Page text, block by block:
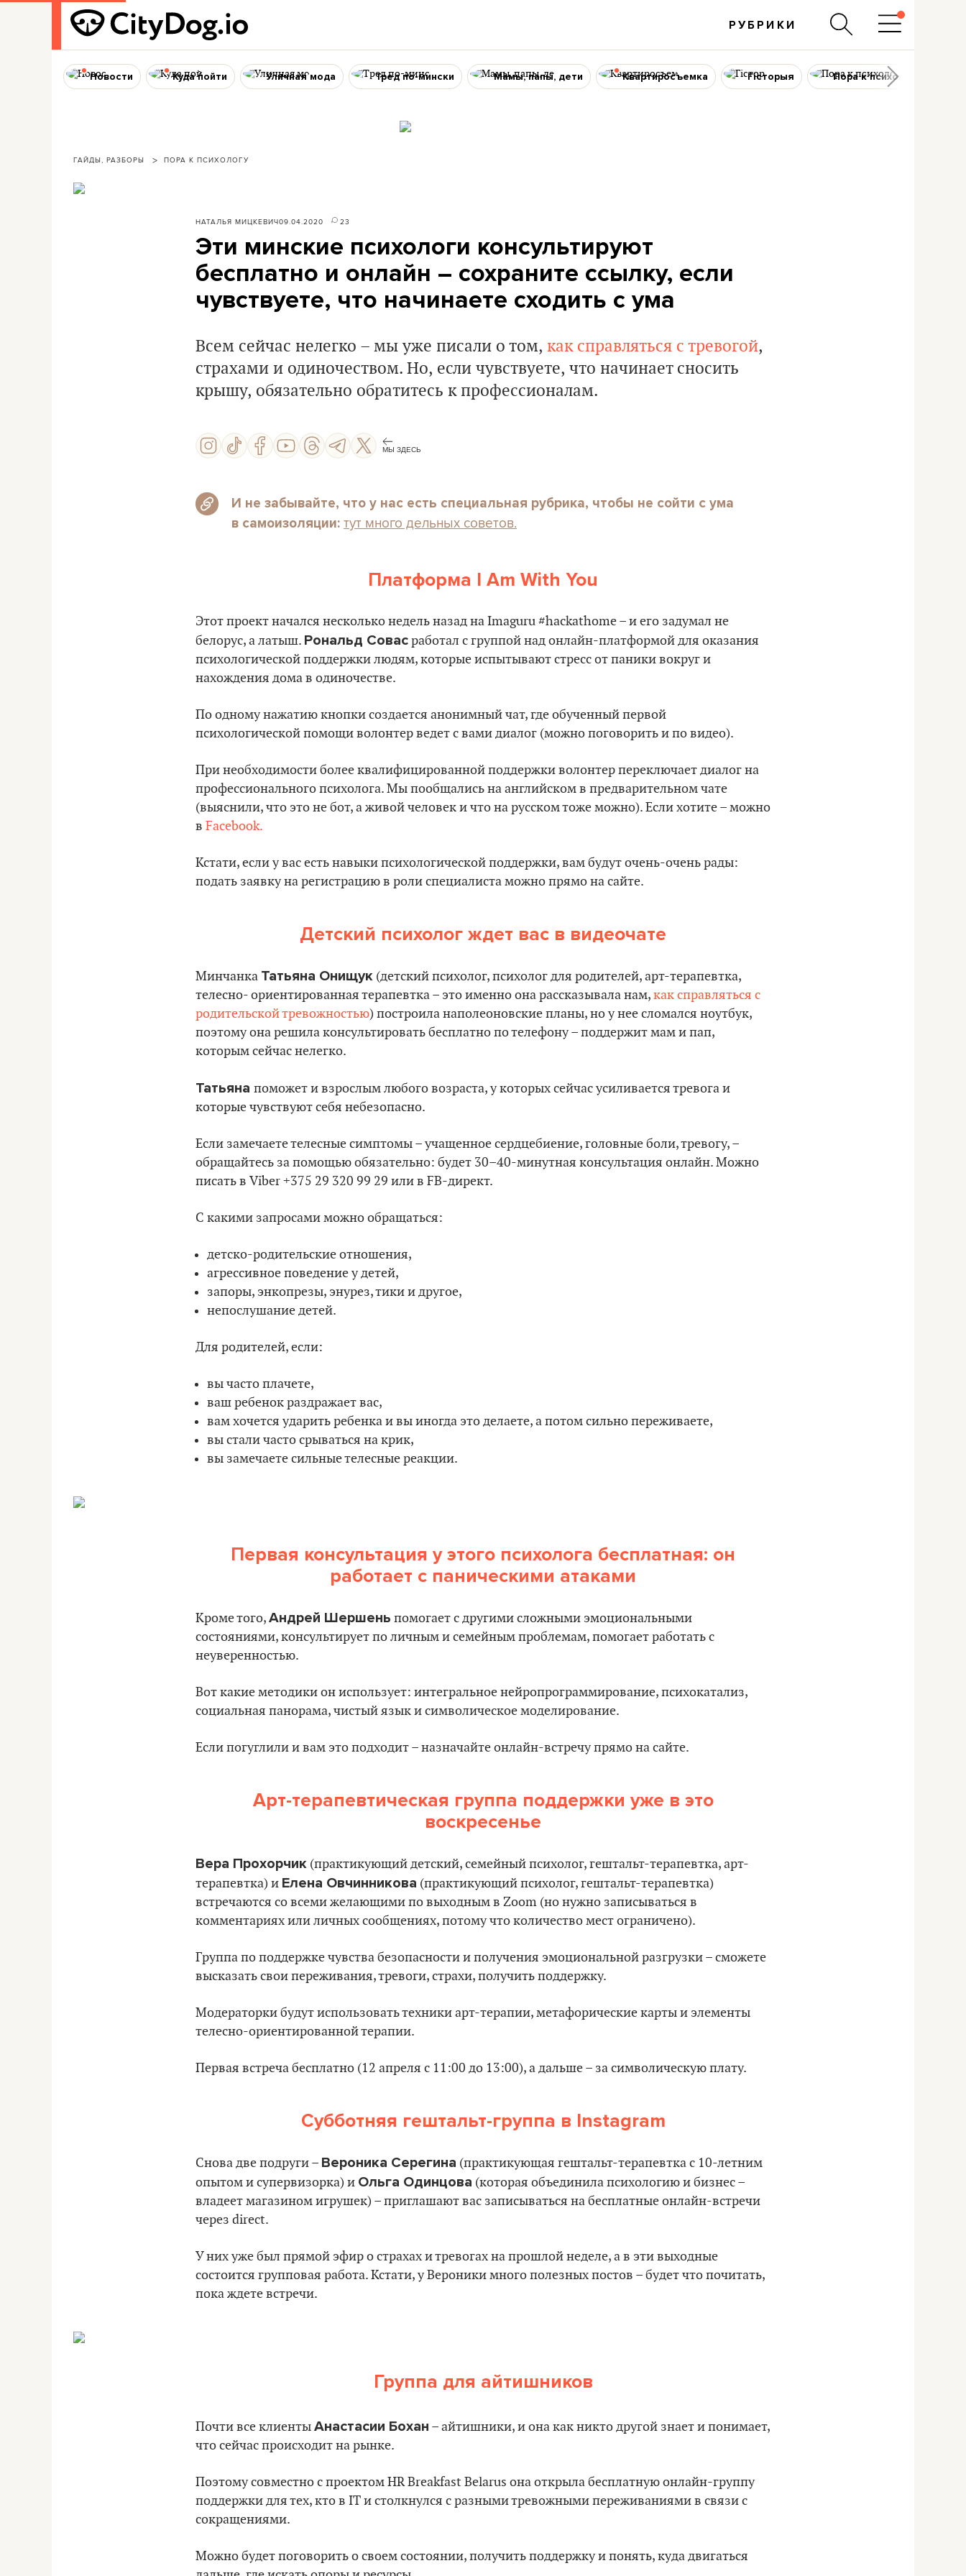
РУБРИКИ
Новости Куда пойти Уличная мода Тред по-мински Мамы, папы, дети Квартиросъемка Гісторыя Пора к психологу
ГАЙДЫ, РАЗБОРЫ ПОРА К ПСИХОЛОГУ
НАТАЛЬЯ МИЦКЕВИЧ09.04.2020 23
Эти минские психологи консультируют
бесплатно и онлайн – сохраните ссылку, если
чувствуете, что начинаете сходить с ума
Всем сейчас нелегко – мы уже писали о том, как справляться с тревогой,
страхами и одиночеством. Но, если чувствуете, что начинает сносить
крышу, обязательно обратитесь к профессионалам.
МЫ ЗДЕСЬ
И не забывайте, что у нас есть специальная рубрика, чтобы не сойти с ума
в самоизоляции: тут много дельных советов.
Платформа I Am With You
Этот проект начался несколько недель назад на Imaguru #hackathome – и его задумал не
белорус, а латыш. Рональд Совасработал с группой над онлайн-платформой для оказания
психологической поддержки людям, которые испытывают стресс от паники вокруг и
нахождения дома в одиночестве.
По одному нажатию кнопки создается анонимный чат, где обученный первой
психологической помощи волонтер ведет с вами диалог (можно поговорить и по видео).
При необходимости более квалифицированной поддержки волонтер переключает диалог на
профессионального психолога. Мы пообщались на английском в предварительном чате
(выяснили, что это не бот, а живой человек и что на русском тоже можно). Если хотите – можно
в Facebook.
Кстати, если у вас есть навыки психологической поддержки, вам будут очень-очень рады:
подать заявку на регистрацию в роли специалиста можно прямо на сайте.
Детский психолог ждет вас в видеочате
Минчанка Татьяна Онищук (детский психолог, психолог для родителей, арт-терапевтка,
телесно- ориентированная терапевтка – это именно она рассказывала нам,как справляться с
родительской тревожностью) построила наполеоновские планы, но у нее сломался ноутбук,
поэтому она решила консультировать бесплатно по телефону – поддержит мам и пап,
которым сейчас нелегко.
Татьяна поможет и взрослым любого возраста, у которых сейчас усиливается тревога и
которые чувствуют себя небезопасно.
Если замечаете телесные симптомы – учащенное сердцебиение, головные боли, тревогу, –
обращайтесь за помощью обязательно: будет 30–40-минутная консультация онлайн. Можно
писать в Viber +375 29 320 99 29 или в FB-директ.
С какими запросами можно обращаться:
детско-родительские отношения,
агрессивное поведение у детей,
запоры, энкопрезы, энурез, тики и другое,
непослушание детей.
Для родителей, если:
вы часто плачете,
ваш ребенок раздражает вас,
вам хочется ударить ребенка и вы иногда это делаете, а потом сильно переживаете,
вы стали часто срываться на крик,
вы замечаете сильные телесные реакции.
Первая консультация у этого психолога бесплатная: он
работает с паническими атаками
Кроме того,Андрей Шершень помогает с другими сложными эмоциональными
состояниями, консультирует по личным и семейным проблемам, помогает работать с
неуверенностью.
Вот какие методики он использует: интегральное нейропрограммирование, психокатализ,
социальная панорама, чистый язык и символическое моделирование.
Если погуглили и вам это подходит – назначайте онлайн-встречу прямо на сайте.
Арт-терапевтическая группа поддержки уже в это
воскресенье
Вера Прохорчик (практикующий детский, семейный психолог, гештальт-терапевтка, арт-
терапевтка) и Елена Овчинникова (практикующий психолог, гештальт-терапевтка)
встречаются со всеми желающими по выходным в Zoom (но нужно записываться в
комментариях или личных сообщениях, потому что количество мест ограничено).
Группа по поддержке чувства безопасности и получения эмоциональной разгрузки – сможете
высказать свои переживания, тревоги, страхи, получить поддержку.
Модераторки будут использовать техники арт-терапии, метафорические карты и элементы
телесно-ориентированной терапии.
Первая встреча бесплатно (12 апреля с 11:00 до 13:00), а дальше – за символическую плату.
Субботняя гештальт-группа в Instagram
Снова две подруги – Вероника Серегина (практикующая гештальт-терапевтка с 10-летним
опытом и супервизорка) и Ольга Одинцова (которая объединила психологию и бизнес –
владеет магазином игрушек) – приглашают вас записываться на бесплатные онлайн-встречи
через direct.
У них уже был прямой эфир о страхах и тревогах на прошлой неделе, а в эти выходные
состоится групповая работа. Кстати, у Вероники много полезных постов – будет что почитать,
пока ждете встречи.
Группа для айтишников
Почти все клиентыАнастасии Бохан – айтишники, и она как никто другой знает и понимает,
что сейчас происходит на рынке.
Поэтому совместно с проектом HR Breakfast Belarus она открыла бесплатную онлайн-группу
поддержки для тех, кто в IT и столкнулся с разными тревожными переживаниями в связи с
сокращениями.
Можно будет поговорить о своем состоянии, получить поддержку и понять, куда двигаться